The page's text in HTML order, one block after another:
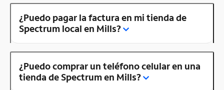
¿Puedo pagar la factura en mi tienda de
Spectrum local en Mills?
¿Puedo comprar un teléfono celular en una
tienda de Spectrum en Mills?